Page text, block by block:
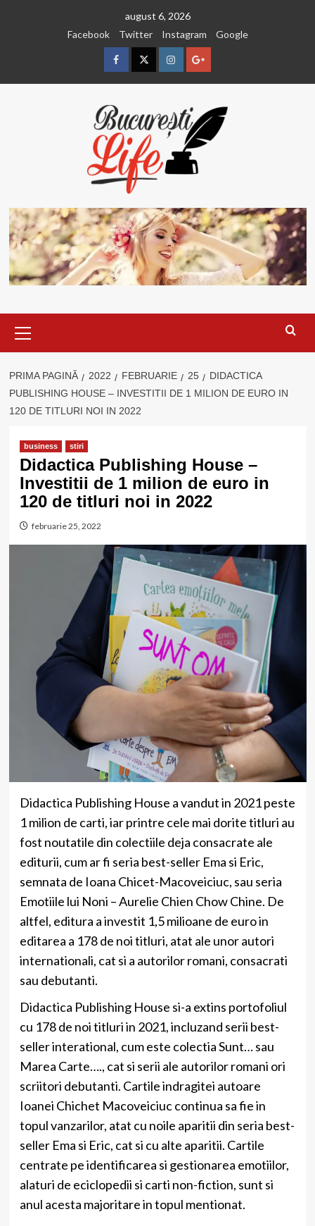
august 6, 2026
Facebook
Twitter Instagram Google
FacebookTwitterInstagramGoogle
principal
PRIMA PAGINĂ 2022 FEBRUARIE 25
DIDACTICA
PUBLISHING HOUSE – INVESTITII DE 1 MILION DE EURO IN
120 DE TITLURI NOI IN 2022
business stiri
Didactica Publishing House –
Investitii de 1 milion de euro in
120 de titluri noi in 2022
februarie 25, 2022
Didactica Publishing House a vandut in 2021 peste
1 milion de carti, iar printre cele mai dorite titluri au
fost noutatile din colectiile deja consacrate ale
editurii, cum ar fi seria best-seller Ema si Eric,
semnata de Ioana Chicet-Macoveiciuc, sau seria
Emotiile lui Noni – Aurelie Chien Chow Chine. De
altfel, editura a investit 1,5 milioane de euro in
editarea a 178 de noi titluri, atat ale unor autori
internationali, cat si a autorilor romani, consacrati
sau debutanti.
Didactica Publishing House si-a extins portofoliul
cu 178 de noi titluri in 2021, incluzand serii best-
seller interational, cum este colectia Sunt… sau
Marea Carte…., cat si serii ale autorilor romani ori
scriitori debutanti. Cartile indragitei autoare
Ioanei Chichet Macoveiciuc continua sa fie in
topul vanzarilor, atat cu noile aparitii din seria best-
seller Ema si Eric, cat si cu alte aparitii. Cartile
centrate pe identificarea si gestionarea emotiilor,
alaturi de eciclopedii si carti non-fiction, sunt si
anul acesta majoritare in topul mentionat.